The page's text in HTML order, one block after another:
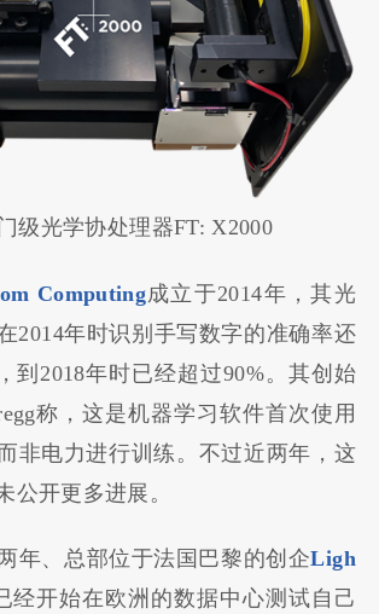
级光学协处理器FT: X2000
Computing成立于2014年，其光
2014年时识别手写数字的准确率还
到2018年时已经超过90%。其创始
称，这是机器学习软件首次使用
非电力进行训练。不过近两年，这
公开更多进展。
年、总部位于法国巴黎的创企Ligh
经开始在欧洲的数据中心测试自己